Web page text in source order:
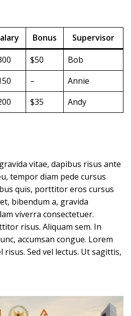
Bonus
Supervisor
$50
Bob
–
Annie
$35 Andy
vitae, dapibus risus ante
tempor diam pede cursus
quis, porttitor eros cursus
bibendum a, gravida
viverra consectetuer.
risus. Aliquam sem. In
accumsan congue. Lorem
Sed vel lectus. Ut sagittis,